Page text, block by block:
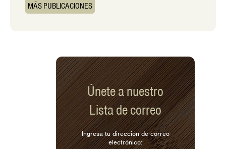
MÁS PUBLICACIONES
Únete a nuestro
Lista de correo
Ingresa tu dirección de correo
electrónico: